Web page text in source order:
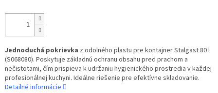
Jednoduchá pokrievka z odolného plastu pre kontajner Stalgast 80 l
(S068080). Poskytuje základnú ochranu obsahu pred prachom a
nečistotami, čím prispieva k udržaniu hygienického prostredia v každej
profesionálnej kuchyni. Ideálne riešenie pre efektívne skladovanie.
Detailné informácie